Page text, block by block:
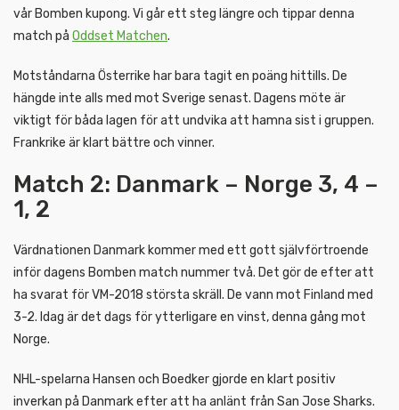
vår Bomben kupong. Vi går ett steg längre och tippar denna
match på Oddset Matchen.
Motståndarna Österrike har bara tagit en poäng hittills. De
hängde inte alls med mot Sverige senast. Dagens möte är
viktigt för båda lagen för att undvika att hamna sist i gruppen.
Frankrike är klart bättre och vinner.
Match 2: Danmark – Norge 3, 4 –
1, 2
Värdnationen Danmark kommer med ett gott självförtroende
inför dagens Bomben match nummer två. Det gör de efter att
ha svarat för VM-2018 största skräll. De vann mot Finland med
3-2. Idag är det dags för ytterligare en vinst, denna gång mot
Norge.
NHL-spelarna Hansen och Boedker gjorde en klart positiv
inverkan på Danmark efter att ha anlänt från San Jose Sharks.